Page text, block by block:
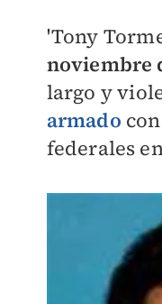
'Tony
noviembre
largo y
armado
federales